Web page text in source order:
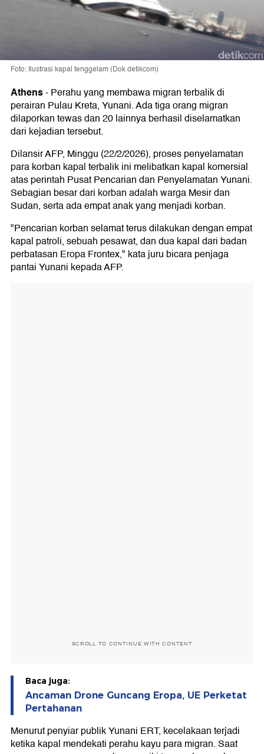
Foto: Ilustrasi kapal tenggelam (Dok detikcom)
Athens-Perahu yang membawa migran terbalik di
perairan Pulau Kreta, Yunani. Ada tiga orang migran
dilaporkan tewas dan 20 lainnya berhasil diselamatkan
dari kejadian tersebut.
Dilansir AFP, Minggu (22/2/2026), proses penyelamatan
para korban kapal terbalik ini melibatkan kapal komersial
atas perintah Pusat Pencarian dan Penyelamatan Yunani.
Sebagian besar dari korban adalah warga Mesir dan
Sudan, serta ada empat anak yang menjadi korban.
"Pencarian korban selamat terus dilakukan dengan empat
kapal patroli, sebuah pesawat, dan dua kapal dari badan
perbatasan Eropa Frontex," kata juru bicara penjaga
pantai Yunani kepada AFP.
SCROLL TO CONTINUE WITH CONTENT
Baca juga:
Ancaman Drone Guncang Eropa, UE Perketat
Pertahanan
Menurut penyiar publik Yunani ERT, kecelakaan terjadi
ketika kapal mendekati perahu kayu para migran. Saat